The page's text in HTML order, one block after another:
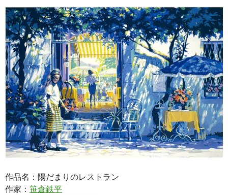
作品名：陽だまりのレストラン
作家： 笹倉鉄平